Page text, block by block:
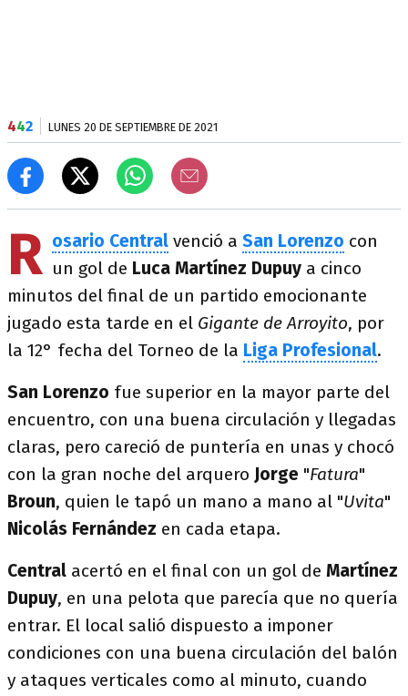
442 LUNES 20 DE SEPTIEMBRE DE 2021
R osario Central venció a San Lorenzo con
un gol de Luca Martínez Dupuy a cinco
minutos del final de un partido emocionante
jugado esta tarde en el Gigante de Arroyito, por
la 12° fecha del Torneo de la Liga Profesional.
San Lorenzo fue superior en la mayor parte del
encuentro, con una buena circulación y llegadas
claras, pero careció de puntería en unas y chocó
con la gran noche del arquero Jorge "Fatura"
Broun, quien le tapó un mano a mano al "Uvita"
Nicolás Fernández en cada etapa.
Central acertó en el final con un gol de Martínez
Dupuy, en una pelota que parecía que no quería
entrar. El local salió dispuesto a imponer
condiciones con una buena circulación del balón
y ataques verticales como al minuto, cuando